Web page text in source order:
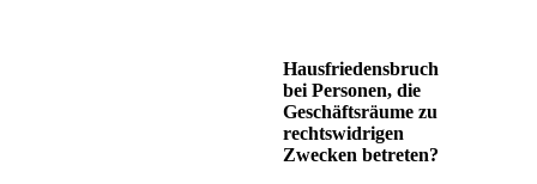
Hausfriedensbruch
bei Personen, die
Geschäftsräume zu
rechtswidrigen
Zwecken betreten?